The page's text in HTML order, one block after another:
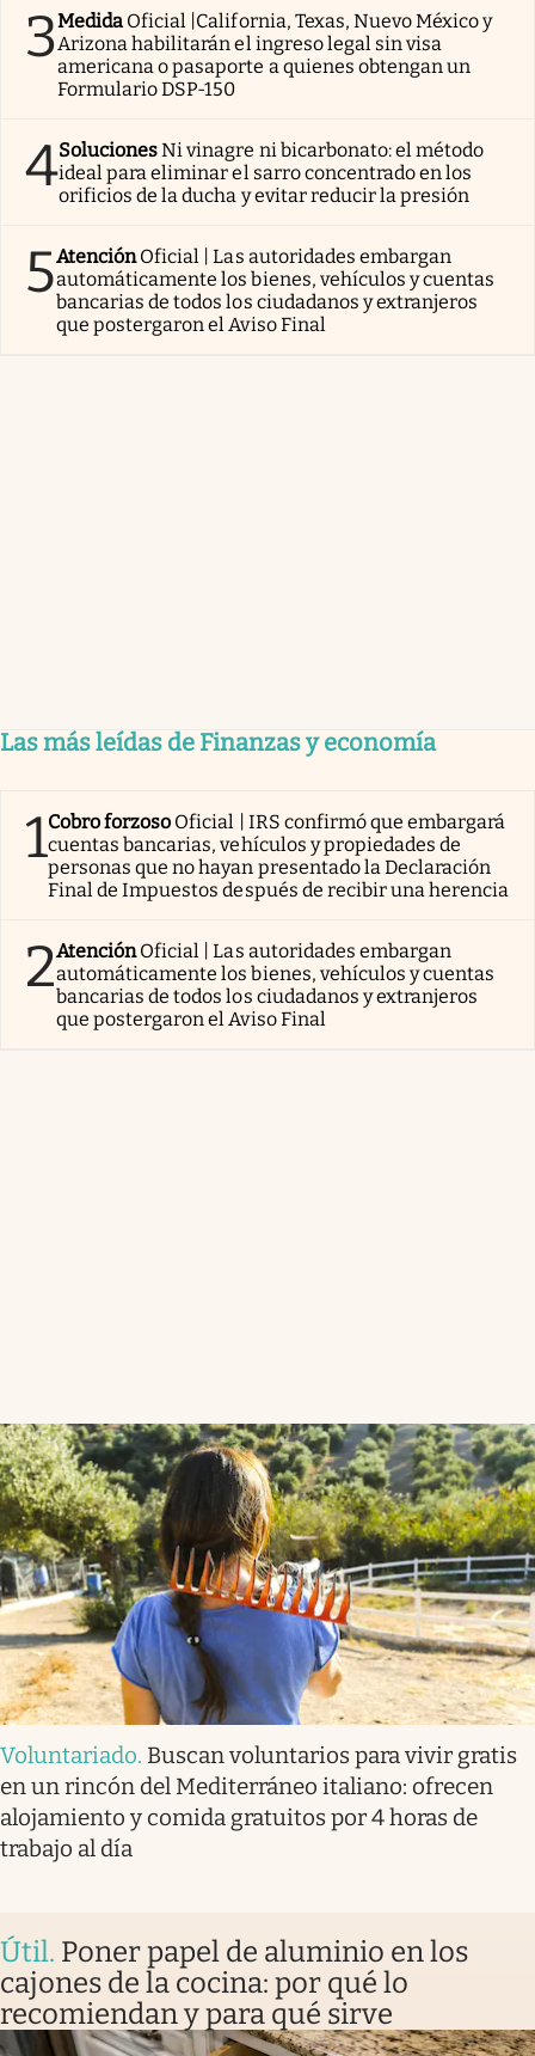
3Medida Oficial |California, Texas, Nuevo México y
Arizona habilitarán el ingreso legal sin visa
americana o pasaporte a quienes obtengan un
Formulario DSP-150
4SolucionesNi vinagre ni bicarbonato: el método
ideal para eliminar el sarro concentrado en los
orificios de la ducha y evitar reducir la presión
5AtenciónOficial | Las autoridades embargan
automáticamente los bienes, vehículos y cuentas
bancarias de todos los ciudadanos y extranjeros
que postergaron el Aviso Final
Las más leídas de Finanzas y economía
1Cobro forzoso Oficial | IRS confirmó que embargará
cuentas bancarias, vehículos y propiedades de
personas que no hayan presentado la Declaración
Final de Impuestos después de recibir una herencia
2AtenciónOficial | Las autoridades embargan
automáticamente los bienes, vehículos y cuentas
bancarias de todos los ciudadanos y extranjeros
que postergaron el Aviso Final
Voluntariado. Buscan voluntarios para vivir gratis
en un rincón del Mediterráneo italiano: ofrecen
alojamiento y comida gratuitos por 4 horas de
trabajo al día
Útil. Poner papel de aluminio en los
cajones de la cocina: por qué lo
recomiendan y para qué sirve